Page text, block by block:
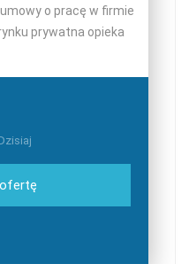
o pracę w firmie
prywatna opieka